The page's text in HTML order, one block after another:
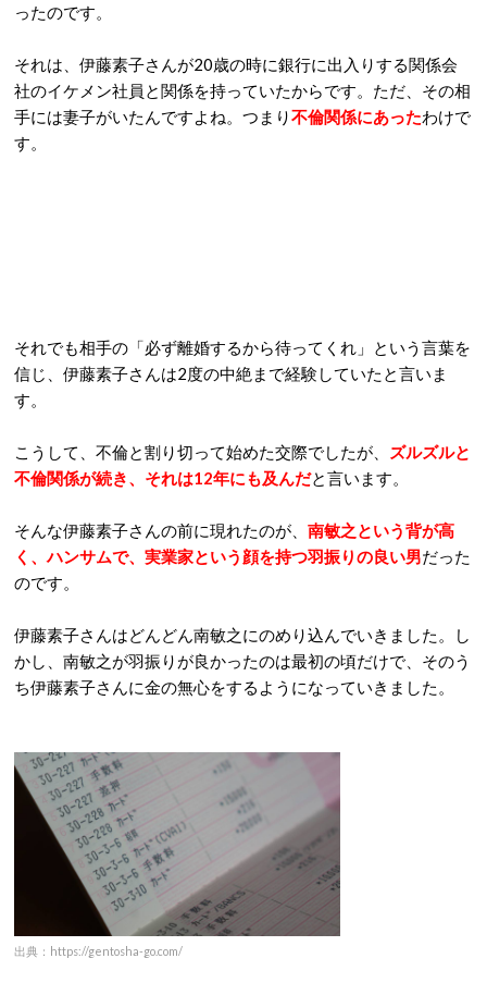
ったのです。
それは、伊藤素子さんが20歳の時に銀行に出入りする関係会
社のイケメン社員と関係を持っていたからです。ただ、その相
手には妻子がいたんですよね。つまり不倫関係にあったわけで
す。
それでも相手の「必ず離婚するから待ってくれ」という言葉を
信じ、伊藤素子さんは2度の中絶まで経験していたと言いま
す。
こうして、不倫と割り切って始めた交際でしたが、
ズルズルと
不倫関係が続き、それは12年にも及んだと言います。
そんな伊藤素子さんの前に現れたのが、 南敏之という背が高
く、ハンサムで、実業家という顔を持つ羽振りの良い男だった
のです。
伊藤素子さんはどんどん南敏之にのめり込んでいきました。し
かし、南敏之が羽振りが良かったのは最初の頃だけで、そのう
ち伊藤素子さんに金の無心をするようになっていきました。
出典：https://gentosha-go.com/